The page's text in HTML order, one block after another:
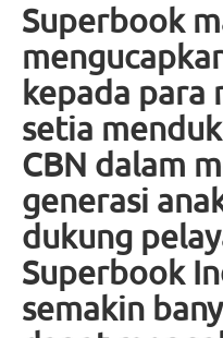
Superbook
kepada para
setia
CBN dalam
generasi
dukung
Superbook
semakin